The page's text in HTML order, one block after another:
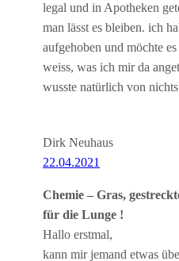
legal und in Apotheken
man lässt es bleiben. ich
aufgehoben und möchte
weiss, was ich mir da
wusste natürlich von
Dirk Neuhaus
22.04.2021
Chemie – Gras,
für die Lunge !
Hallo erstmal,
kann mir jemand etwas